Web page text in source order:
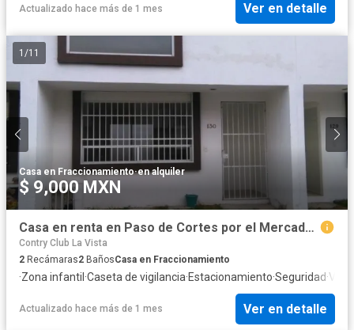
Actualizado hace más de 1 mes Ver en detalle
1 /11
Casa en Fraccionamiento·en alquiler
$ 9,000 MXN
Casa en renta en Paso de Cortes por el Mercado de Xixitla
Contry Club La Vista
2 Recámaras2 BañosCasa en Fraccionamiento
·Zona infantil·Caseta de vigilancia·Estacionamiento·Seguridad·
Actualizado hace más de 1 mes Ver en detalle